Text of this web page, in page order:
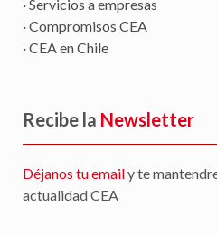
· Servicios a empresas
· Compromisos CEA
· CEA en Chile
Recibe la Newsletter
Déjanos tu emaily te
actualidad CEA